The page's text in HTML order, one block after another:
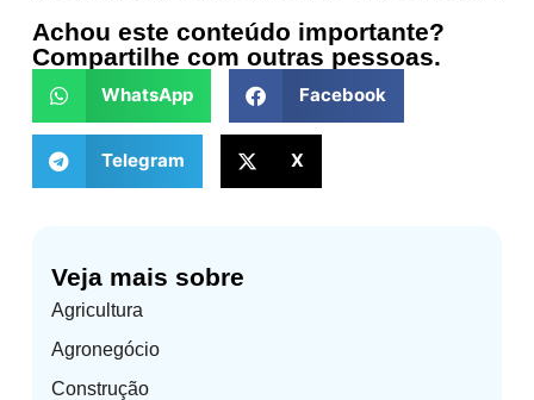
Veja mais sobre
Agricultura
Agronegócio
Construção
Achou este conteúdo importante?
Compartilhe com outras pessoas.
WhatsApp Facebook
Telegram X